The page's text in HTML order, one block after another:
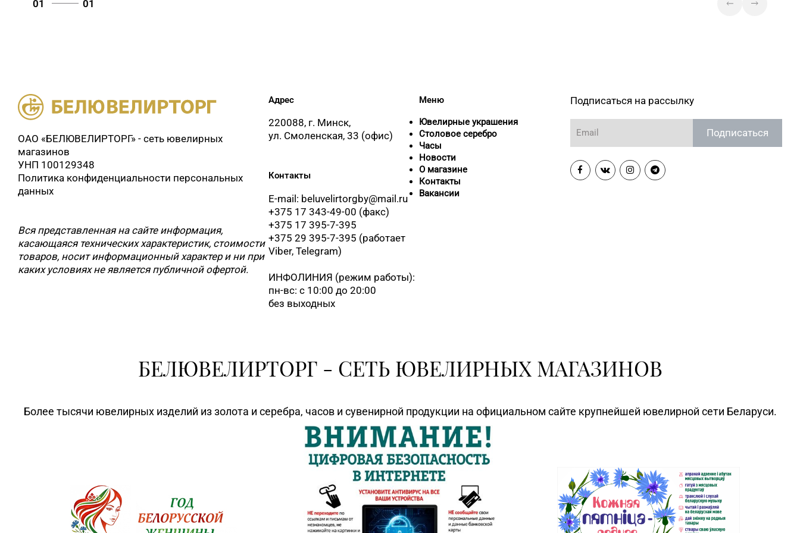
Магазин №10 «Жемчужина» г. Лида,
8 (0222) 64-05-78
Магазин №73 «БЕЛЮВЕЛИРТОРГ» г.
Могилев, ул. Минское шоссе,
8 (0225) 72-70-40, 72-66-67, 79-16-11
М. Горького, д. 7
8 (01716) 7-54-24
8 (0225) 73-21-31
Магазин №90 «БЕЛЮВЕЛИРТОРГ» г.
Бобруйск, ул. Социалистическая, д. 52
Столин, ул. Советская,1а
+375 (222) 77-39 00
01 01
ОАО «БЕЛЮВЕЛИРТОРГ» - сеть ювелирных
магазинов
УНП 100129348
Политика конфиденциальности персональных
данных
Вся представленная на сайте информация,
касающаяся технических характеристик, стоимости
товаров, носит информационный характер и ни при
каких условиях не является публичной офертой.
Адрес
220088, г. Минск,
ул. Смоленская, 33 (офис)
Контакты
E-mail: beluvelirtorgby@mail.ru
+375 17 343-49-00 (факс)
+375 17 395-7-395
+375 29 395-7-395 (работает
Viber, Telegram)
ИНФОЛИНИЯ (режим работы):
пн-вс: с 10:00 до 20:00
без выходных
Меню
Ювелирные украшения
Столовое серебро
Часы
Новости
О магазине
Контакты
Вакансии
Подписаться на рассылку
Подписаться
БЕЛЮВЕЛИРТОРГ - СЕТЬ ЮВЕЛИРНЫХ МАГАЗИНОВ
Более тысячи ювелирных изделий из золота и серебра, часов и сувенирной продукции на официальном сайте крупнейшей ювелирной сети Беларуси.